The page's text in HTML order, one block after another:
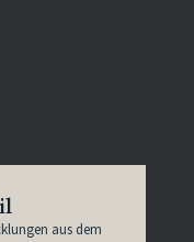
aus dem